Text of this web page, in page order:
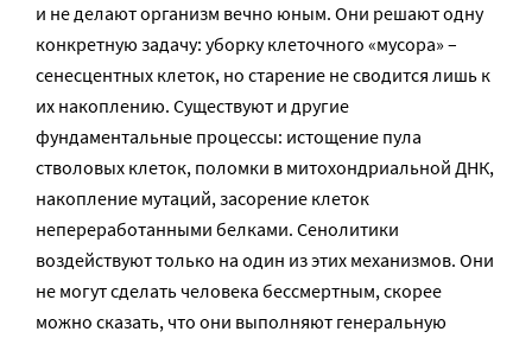
и не делают организм вечно юным. Они решают одну
конкретную задачу: уборку клеточного «мусора» –
сенесцентных клеток, но старение не сводится лишь к
их накоплению. Существуют и другие
фундаментальные процессы: истощение пула
стволовых клеток, поломки в митохондриальной ДНК,
накопление мутаций, засорение клеток
непереработанными белками. Сенолитики
воздействуют только на один из этих механизмов. Они
не могут сделать человека бессмертным, скорее
можно сказать, что они выполняют генеральную